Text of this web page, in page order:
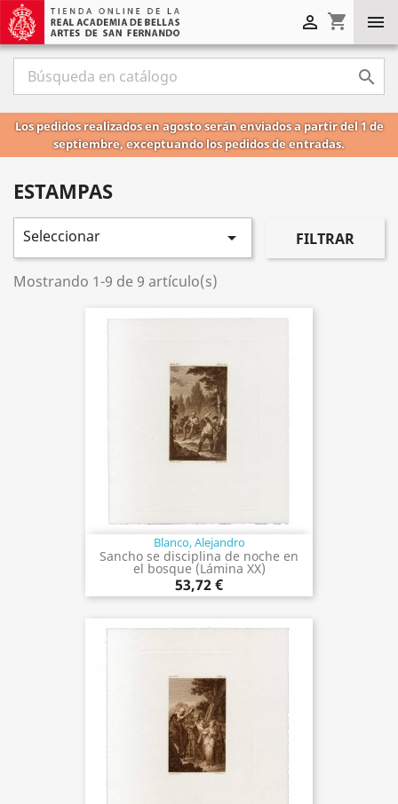

shopping_cart


Los pedidos realizados en agosto serán enviados a partir del 1 de
septiembre, exceptuando los pedidos de entradas.
ESTAMPAS
Seleccionar  FILTRAR
Mostrando 1-9 de 9 artículo(s)
Blanco, Alejandro
Sancho se disciplina de noche en
el bosque (Lámina XX)
53,72 €